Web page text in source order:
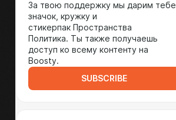
За твою поддержку мы дарим тебе
значок, кружку и
стикерпак Пространства
Политика. Ты также получаешь
доступ ко всему контенту на
Boosty.
SUBSCRIBE